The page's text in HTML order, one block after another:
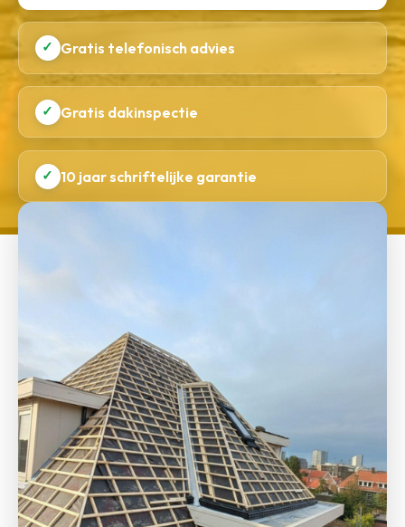
✓ Gratis telefonisch advies
✓ Gratis dakinspectie
✓ 10 jaar schriftelijke garantie